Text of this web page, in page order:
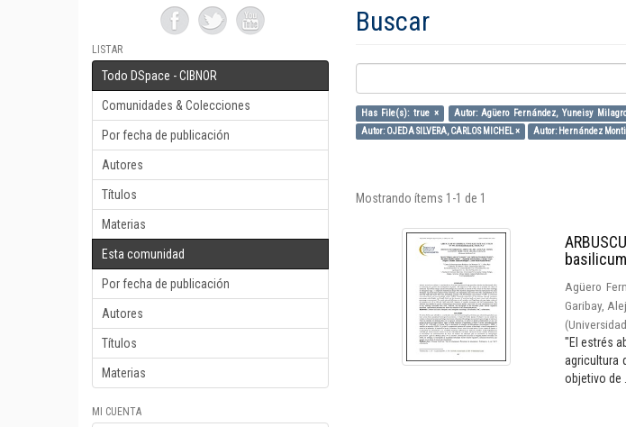
LISTAR
Todo DSpace - CIBNOR
Comunidades & Colecciones
Por fecha de publicación
Autores
Títulos
Materias
Esta comunidad
Por fecha de publicación
Autores
Títulos
Materias
MI CUENTA
Buscar
Has File(s): true × Autor: Agüero Fernández, Yuneisy
Autor: OJEDA SILVERA, CARLOS MICHEL ×
Autor: Hernández
Mostrando ítems 1-1 de 1
Agüero
Garibay,
(
"El estrés
agricultura
objetivo de ...